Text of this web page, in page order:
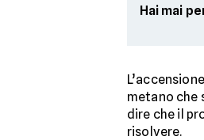
Hai mai
metano che
dire che il
risolvere.